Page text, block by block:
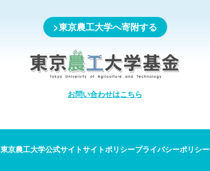
東京農工大学へ寄附する
お問い合わせはこちら
東京農工大学公式サイトサイトポリシープライバシーポリシー